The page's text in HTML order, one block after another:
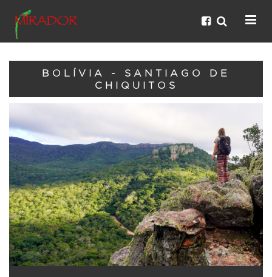
BOLÍVIA - SANTIAGO DE
CHIQUITOS